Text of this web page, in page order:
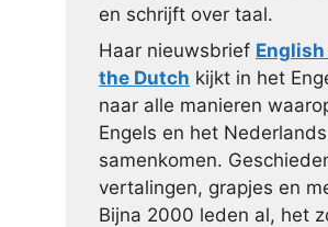
en schrijft over taal.
Haar nieuwsbrief English
the Dutch kijkt in het
naar alle manieren
Engels en het Nederlands
samenkomen.
vertalingen, grapjes en
Bijna 2000 leden al, het